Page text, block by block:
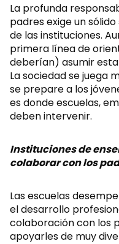
La profunda
padres exige un
de las instituciones.
primera línea de
deberían) asumir
La sociedad se juega
se prepare a los
es donde escuelas,
deben intervenir.
Instituciones de
colaborar con los
Las escuelas
el desarrollo
colaboración con los
apoyarles de muy